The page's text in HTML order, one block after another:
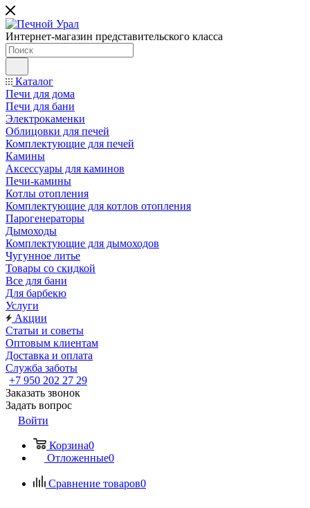
Интернет-магазин представительского класса
Каталог
Печи для дома
Печи для бани
Электрокаменки
Облицовки для печей
Комплектующие для печей
Камины
Аксессуары для каминов
Печи-камины
Котлы отопления
Комплектующие для котлов отопления
Парогенераторы
Дымоходы
Комплектующие для дымоходов
Чугунное литье
Товары со скидкой
Все для бани
Для барбекю
Услуги
Акции
Статьи и советы
Оптовым клиентам
Доставка и оплата
Служба заботы
+7 950 202 27 29
Заказать звонок
Задать вопрос
Войти
Корзина0
Отложенные0
Сравнение товаров0